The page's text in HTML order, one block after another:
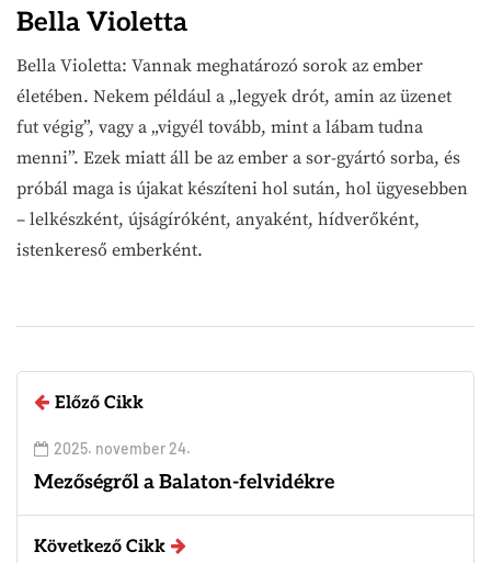
Bella Violetta
Bella Violetta: Vannak meghatározó sorok az ember
életében. Nekem például a „legyek drót, amin az üzenet
fut végig”, vagy a „vigyél tovább, mint a lábam tudna
menni”. Ezek miatt áll be az ember a sor-gyártó sorba, és
próbál maga is újakat készíteni hol sután, hol ügyesebben
– lelkészként, újságíróként, anyaként, hídverőként,
istenkereső emberként.
Előző Cikk
2025. november 24.
Mezőségről a Balaton-felvidékre
Következő Cikk